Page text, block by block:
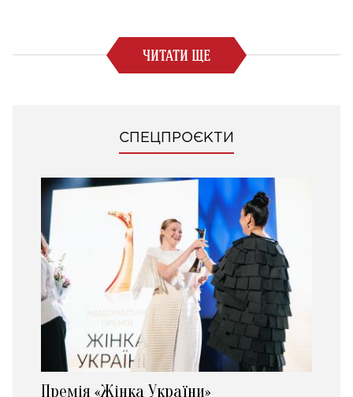
ЧИТАТИ ЩЕ
СПЕЦПРОЄКТИ
Премія «Жінка України»